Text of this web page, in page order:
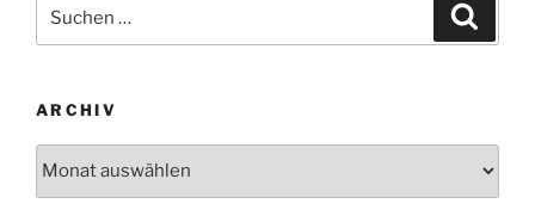
nach:
ARCHIV